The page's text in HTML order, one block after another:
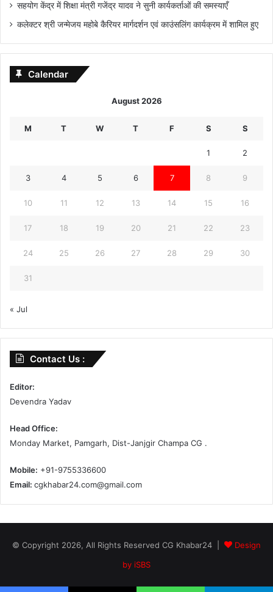
सहयोग केंद्र में शिक्षा मंत्री गजेंद्र यादव ने सुनी कार्यकर्ताओं की समस्याएँ
कलेक्टर श्री जन्मेजय महोबे कैरियर मार्गदर्शन एवं काउंसलिंग कार्यक्रम में शामिल हुए
Calendar
August 2026
M T W T F S S
1 2
3 4 5 6 7 8 9
10 11 12 13 14 15 16
17 18 19 20 21 22 23
24 25 26 27 28 29 30
31
« Jul
Contact Us :
Editor:
Devendra Yadav
Head Office:
Monday Market, Pamgarh, Dist-Janjgir Champa CG .
Mobile: +91-9755336600
Email: cgkhabar24.com@gmail.com
© Copyright 2026, All Rights Reserved CG Khabar24 |
Design
by iSBS